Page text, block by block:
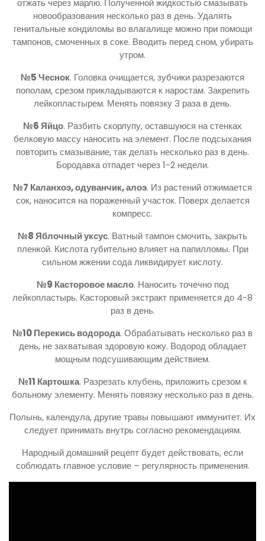
новообразования несколько раз в день. Удалять
генитальные кондиломы во влагалище можно при помощи
тампонов, смоченных в соке. Вводить перед сном, убирать
утром.
№5 Чеснок. Головка очищается, зубчики разрезаются
пополам, срезом прикладываются к наростам. Закрепить
лейкопластырем. Менять повязку 3 раза в день.
№6 Яйцо. Разбить скорлупу, оставшуюся на стенках
белковую массу наносить на элемент. После подсыхания
повторить смазывание, так делать несколько раз в день.
Бородавка отпадет через 1-2 недели.
№7 Каланхоэ, одуванчик, алоэ. Из растений отжимается
сок, наносится на пораженный участок. Поверх делается
компресс.
№8 Яблочный уксус. Ватный тампон смочить, закрыть
пленкой. Кислота губительно влияет на папилломы. При
сильном жжении сода ликвидирует кислоту.
№9 Касторовое масло. Наносить точечно под
лейкопластырь. Касторовый экстракт применяется до 4-8
раз в день.
№10 Перекись водорода. Обрабатывать несколько раз в
день, не захватывая здоровую кожу. Водород обладает
мощным подсушивающим действием.
№11 Картошка. Разрезать клубень, приложить срезом к
больному элементу. Менять повязку несколько раз в день.
Полынь, календула, другие травы повышают иммунитет. Их
следует принимать внутрь согласно рекомендациям.
Народный домашний рецепт будет действовать, если
соблюдать главное условие – регулярность применения.